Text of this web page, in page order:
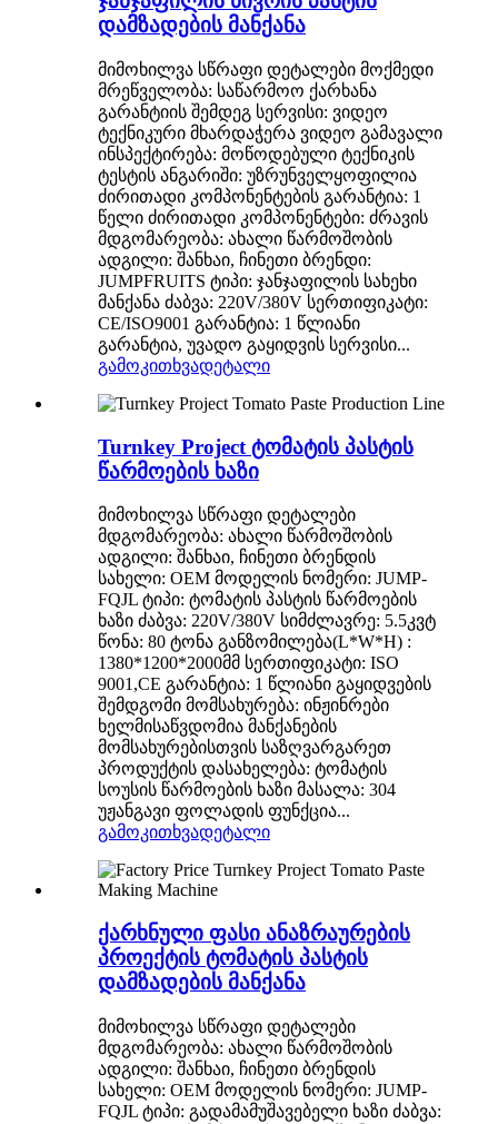
დამზადების მანქანა
მიმოხილვა სწრაფი დეტალები მოქმედი
მრეწველობა: საწარმოო ქარხანა
გარანტიის შემდეგ სერვისი: ვიდეო
ტექნიკური მხარდაჭერა ვიდეო გამავალი
ინსპექტირება: მოწოდებული ტექნიკის
ტესტის ანგარიში: უზრუნველყოფილია
ძირითადი კომპონენტების გარანტია: 1
წელი ძირითადი კომპონენტები: ძრავის
მდგომარეობა: ახალი წარმოშობის
ადგილი: შანხაი, ჩინეთი ბრენდი:
JUMPFRUITS ტიპი: ჯანჯაფილის სახეხი
მანქანა ძაბვა: 220V/380V სერთიფიკატი:
CE/ISO9001 გარანტია: 1 წლიანი
გარანტია, უვადო გაყიდვის სერვისი...
გამოკითხვადეტალი
Turnkey Project ტომატის პასტის
წარმოების ხაზი
მიმოხილვა სწრაფი დეტალები
მდგომარეობა: ახალი წარმოშობის
ადგილი: შანხაი, ჩინეთი ბრენდის
სახელი: OEM მოდელის ნომერი: JUMP-
FQJL ტიპი: ტომატის პასტის წარმოების
ხაზი ძაბვა: 220V/380V სიმძლავრე: 5.5კვტ
წონა: 80 ტონა განზომილება(L*W*H) :
1380*1200*2000მმ სერთიფიკატი: ISO
9001,CE გარანტია: 1 წლიანი გაყიდვების
შემდგომი მომსახურება: ინჟინრები
ხელმისაწვდომია მანქანების
მომსახურებისთვის საზღვარგარეთ
პროდუქტის დასახელება: ტომატის
სოუსის წარმოების ხაზი მასალა: 304
უჟანგავი ფოლადის ფუნქცია...
გამოკითხვადეტალი
ქარხნული ფასი ანაზრაურების
პროექტის ტომატის პასტის
დამზადების მანქანა
მიმოხილვა სწრაფი დეტალები
მდგომარეობა: ახალი წარმოშობის
ადგილი: შანხაი, ჩინეთი ბრენდის
სახელი: OEM მოდელის ნომერი: JUMP-
FQJL ტიპი: გადამამუშავებელი ხაზი ძაბვა: